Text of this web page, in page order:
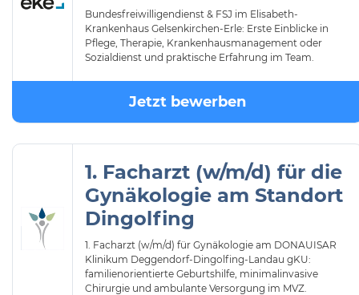
Bundesfreiwilligendienst & FSJ im Elisabeth-
Krankenhaus Gelsenkirchen-Erle: Erste Einblicke in
Pflege, Therapie, Krankenhausmanagement oder
Sozialdienst und praktische Erfahrung im Team.
Jetzt bewerben
1. Facharzt (w/m/d) für die
Gynäkologie am Standort
Dingolfing
1. Facharzt (w/m/d) für Gynäkologie am DONAUISAR
Klinikum Deggendorf-Dingolfing-Landau gKU:
familienorientierte Geburtshilfe, minimalinvasive
Chirurgie und ambulante Versorgung im MVZ.